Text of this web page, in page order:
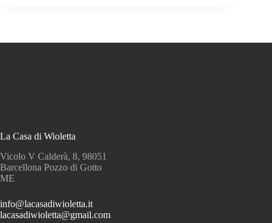
cielo
La Casa di Wioletta
Vicolo V Calderà, 8, 98051
Barcellona Pozzo di Gotto
ME
info@lacasadiwioletta.it
lacasadiwioletta@gmail.com